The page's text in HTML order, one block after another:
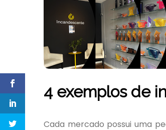
4 exemplos de
Cada mercado possui uma